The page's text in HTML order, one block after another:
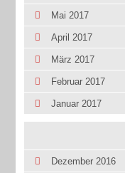
Mai 2017
April 2017
März 2017
Februar 2017
Januar 2017
Dezember 2016